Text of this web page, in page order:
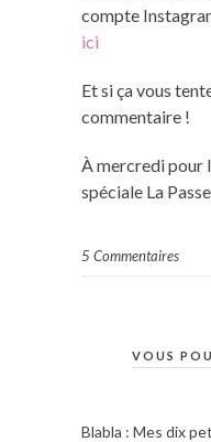
compte
ici
Et si ça vous
commentaire !
À mercredi pour
spéciale La
5 Commentaires
VOUS
Blabla : Mes dix